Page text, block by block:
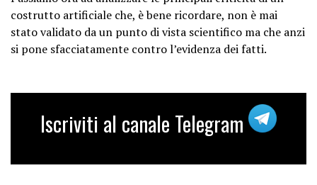
costrutto artificiale che, è bene ricordare, non è mai
stato validato da un punto di vista scientifico ma che anzi
si pone sfacciatamente contro l’evidenza dei fatti.
Iscriviti al canale Telegram